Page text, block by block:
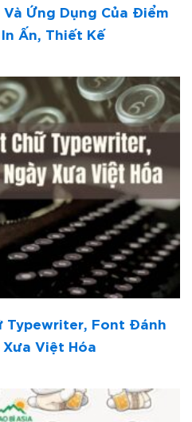
Ứng Dụng Của Điểm
Ấn, Thiết Kế
Typewriter, Font Đánh
Xưa Việt Hóa